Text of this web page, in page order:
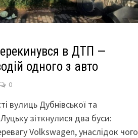
в ДТП —
одного з авто
0
вулиць Дубнівської та
зіткнулися два буси:
Volkswagen, унаслідок чого